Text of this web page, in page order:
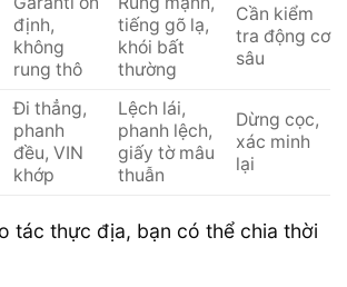
định,
không
rung thô
tiếng gõ lạ,
khói bất
thường
Cần kiểm
tra động cơ
sâu
Đi thẳng,
phanh
đều, VIN
khớp
Lệch lái,
phanh lệch,
giấy tờ mâu
thuẫn
Dừng cọc,
xác minh
lại
tác thực địa, bạn có thể chia thời